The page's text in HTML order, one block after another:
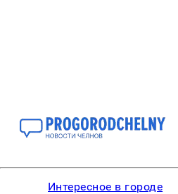
Интересное в городе